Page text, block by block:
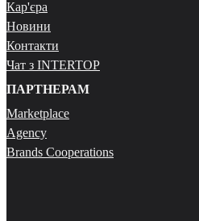
Кар'єра
Новини
Контакти
Чат з INTERTOP
ПАРТНЕРАМ
Marketplace
Agency
Brands Cooperations